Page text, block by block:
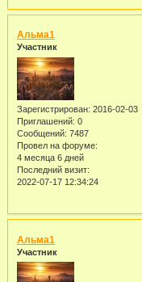
Альма1
Участник
Зарегистрирован: 2016-02-03
Приглашений: 0
Сообщений: 7487
Провел на форуме:
4 месяца 6 дней
Последний визит:
2022-07-17 12:34:24
Альма1
Участник